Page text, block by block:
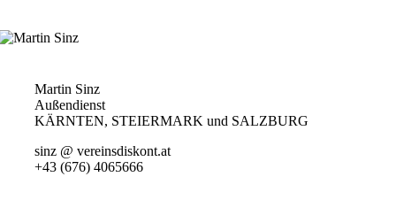
Martin Sinz
Außendienst
KÄRNTEN, STEIERMARK und SALZBURG
sinz @ vereinsdiskont.at
+43 (676) 4065666